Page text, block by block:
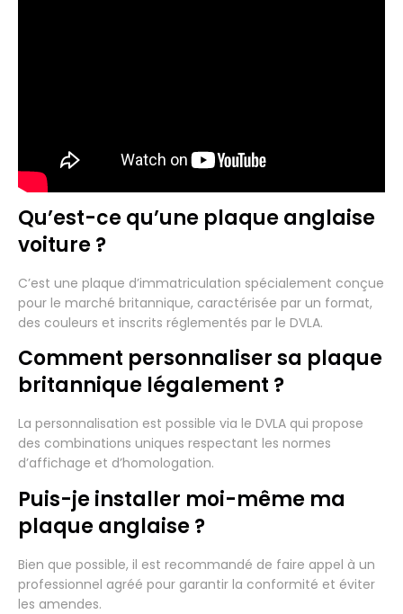
Qu’est-ce qu’une plaque anglaise
voiture ?
C’est une plaque d’immatriculation spécialement conçue
pour le marché britannique, caractérisée par un format,
des couleurs et inscrits réglementés par le DVLA.
Comment personnaliser sa plaque
britannique légalement ?
La personnalisation est possible via le DVLA qui propose
des combinations uniques respectant les normes
d’affichage et d’homologation.
Puis-je installer moi-même ma
plaque anglaise ?
Bien que possible, il est recommandé de faire appel à un
professionnel agréé pour garantir la conformité et éviter
les amendes.